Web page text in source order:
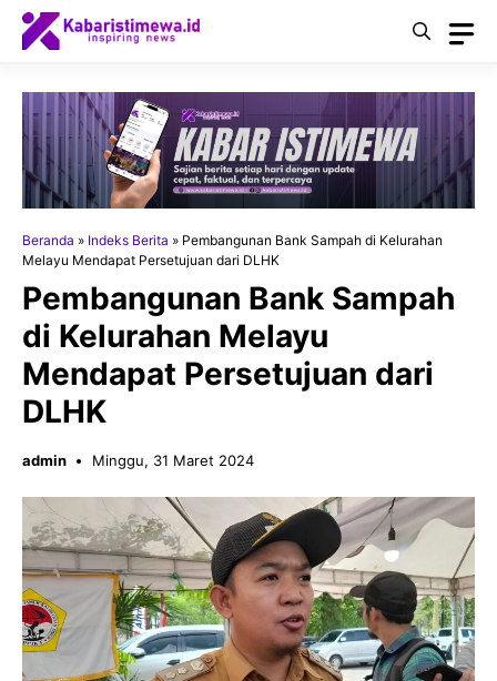
Langsung
Beranda » Indeks Berita » Pembangunan Bank Sampah di Kelurahan
Melayu Mendapat Persetujuan dari DLHK
Pembangunan Bank Sampah
di Kelurahan Melayu
Mendapat Persetujuan dari
DLHK
admin Minggu, 31 Maret 2024